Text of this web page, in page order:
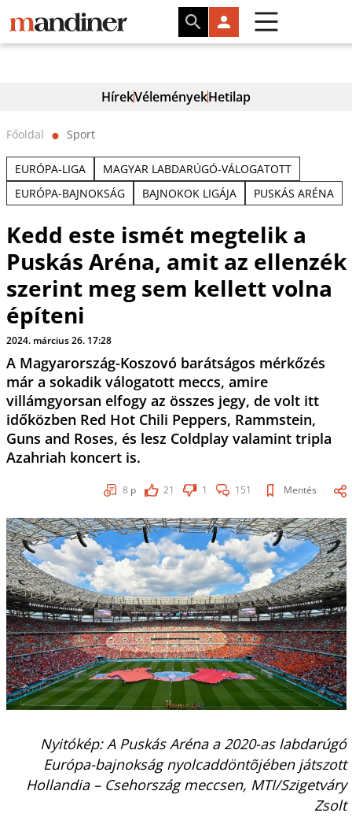
HírekVéleményekHetilap
Főoldal ⬤ Sport
EURÓPA-LIGA
MAGYAR LABDARÚGÓ-VÁLOGATOTT
EURÓPA-BAJNOKSÁG
BAJNOKOK LIGÁJA PUSKÁS ARÉNA
Kedd este ismét megtelik a
Puskás Aréna, amit az ellenzék
szerint meg sem kellett volna
építeni
2024. március 26. 17:28
A Magyarország-Koszovó barátságos mérkőzés
már a sokadik válogatott meccs, amire
villámgyorsan elfogy az összes jegy, de volt itt
időközben Red Hot Chili Peppers, Rammstein,
Guns and Roses, és lesz Coldplay valamint tripla
Azahriah koncert is.
8 p 21 1 151 Mentés
Nyitókép: A Puskás Aréna a 2020-as labdarúgó
Európa-bajnokság nyolcaddöntõjében játszott
Hollandia – Csehország meccsen, MTI/Szigetváry
Zsolt